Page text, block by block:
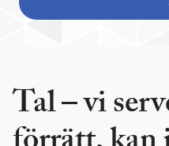
Tal – vi